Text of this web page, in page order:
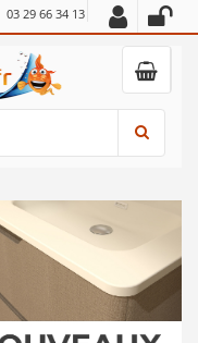
03 29 66 34 13